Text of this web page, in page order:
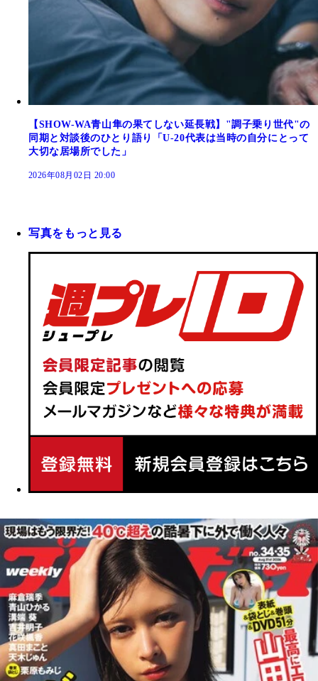
【SHOW-WA青山隼の果てしない延長戦】"調子乗り世代"の
同期と対談後のひとり語り「U-20代表は当時の自分にとって
大切な居場所でした」
2026年08月02日 20:00
写真をもっと見る